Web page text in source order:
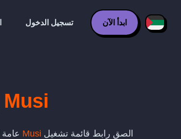
تسجيل الدخول ابدأ الآن
Musi
الصق رابط قائمة تشغيل Musi عامة